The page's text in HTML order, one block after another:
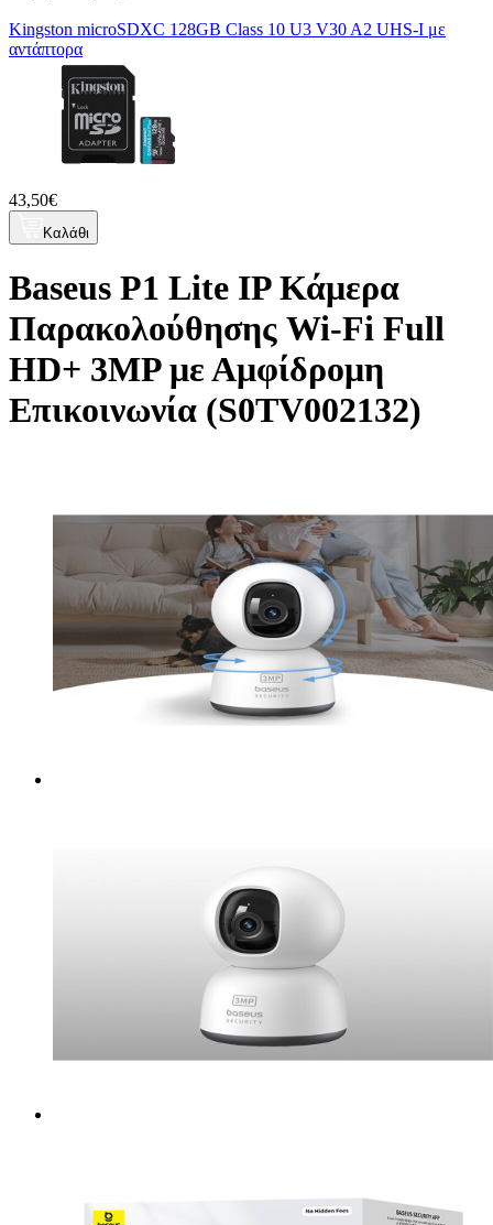
Kingston microSDXC 128GB Class 10 U3 V30 A2 UHS-I με
αντάπτορα
43,50€
Καλάθι
Baseus P1 Lite IP Κάμερα
Παρακολούθησης Wi-Fi Full
HD+ 3MP με Αμφίδρομη
Επικοινωνία (S0TV002132)